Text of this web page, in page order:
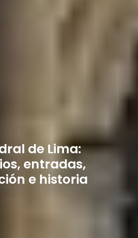
de Lima:
entradas,
e historia